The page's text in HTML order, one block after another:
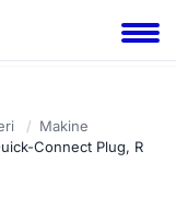
/ Makine
Connect Plug, R